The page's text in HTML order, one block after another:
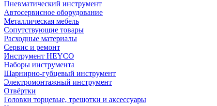
Пневматический инструмент
Автосервисное оборудование
Металлическая мебель
Сопутствующие товары
Расходные материалы
Сервис и ремонт
Инструмент HEYCO
Наборы инструмента
Шарнирно-губцевый инструмент
Электромонтажный инструмент
Отвёртки
Головки торцевые, трещотки и аксессуары